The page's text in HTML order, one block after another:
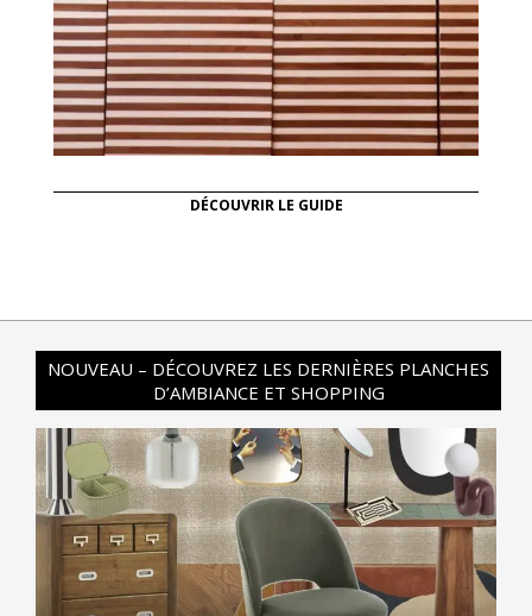
DÉCOUVRIR LE GUIDE
NOUVEAU – DÉCOUVREZ LES DERNIÈRES PLANCHES
D’AMBIANCE ET SHOPPING